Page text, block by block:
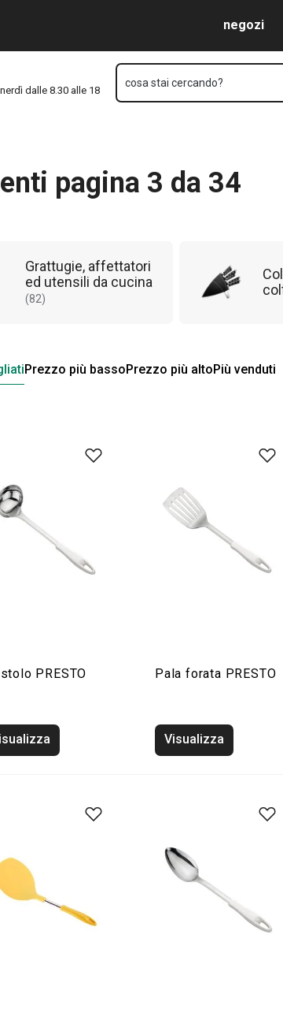
negozi
dalle 8.30 alle 18
cosa stai cercando?
pagina 3 da 34
Grattugie, affettatori
ed utensili da cucina
(82)
Prezzo più bassoPrezzo più altoPiù venduti
PRESTO Pala forata PRESTO
Visualizza